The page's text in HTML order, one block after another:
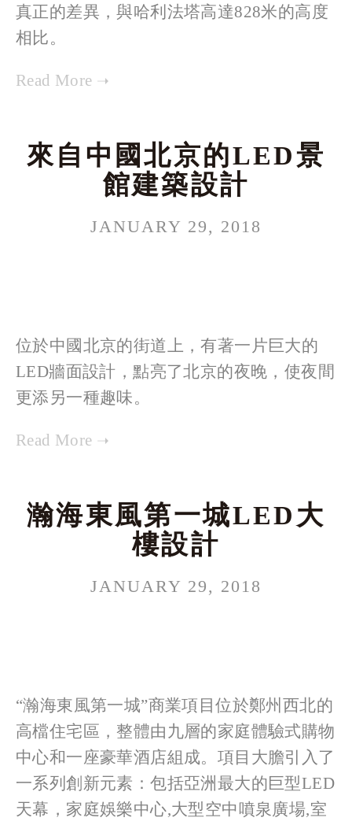
真正的差異，與哈利法塔高達828米的高度
相比。
來自中國北京的LED景
館建築設計
JANUARY 29, 2018
位於中國北京的街道上，有著一片巨大的
LED牆面設計，點亮了北京的夜晚，使夜間
更添另一種趣味。
瀚海東風第一城LED大
樓設計
JANUARY 29, 2018
“瀚海東風第一城”商業項目位於鄭州西北的
高檔住宅區，整體由九層的家庭體驗式購物
中心和一座豪華酒店組成。項目大膽引入了
一系列創新元素：包括亞洲最大的巨型LED
天幕，家庭娛樂中心,大型空中噴泉廣場,室